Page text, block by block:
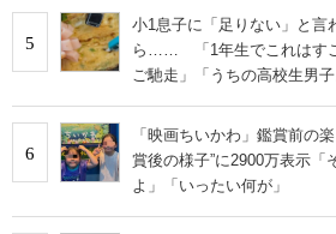
5
小1息子に「足りない」と
ら…… 「1年生でこれはす
ご馳走」「うちの高校生男子
6
「映画ちいかわ」鑑賞前の
賞後の様子”に2900万表示「
よ」「いったい何が」